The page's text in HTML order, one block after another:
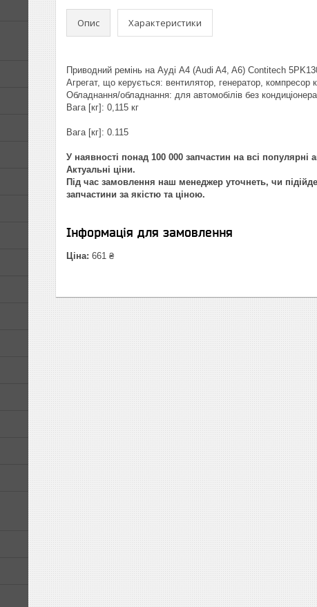
Опис Характеристики
Приводний ремінь на Ауді A4 (Audi A4, A6) Contitech
Агрегат, що керується: вентилятор, генератор, компресор
Обладнання/обладнання: для автомобілів без
Вага [кг]: 0,115 кг
Вага [кг]: 0.115
У наявності понад 100 000 запчастин на всі популярні
Актуальні ціни.
Під час замовлення наш менеджер уточнеть, чи
запчастини за якістю та ціною.
Інформація для замовлення
Ціна: 661 ₴